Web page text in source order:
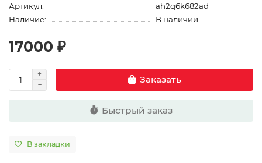
Артикул:
ah2q6k682ad
Наличие:
В наличии
17000 ₽
Заказать
Быстрый заказ
В закладки